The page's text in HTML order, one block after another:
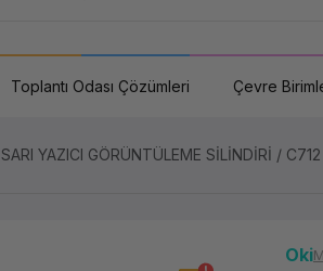
Toplantı Odası Çözümleri Çevre
YAZICI GÖRÜNTÜLEME SİLİNDİRİ /
Oki